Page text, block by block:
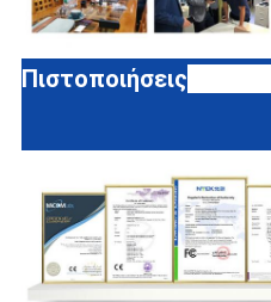
Πιστοποιήσεις